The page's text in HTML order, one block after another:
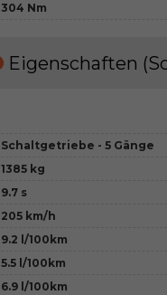
304 Nm
Eigenschaften
Schaltgetriebe - 5 Gänge
1385 kg
9.7 s
205 km/h
9.2 l/100km
5.5 l/100km
6.9 l/100km